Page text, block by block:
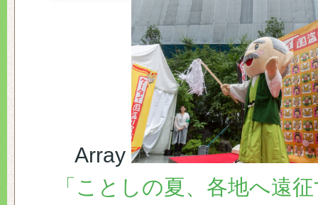
Array
「ことしの夏、各地へ遠